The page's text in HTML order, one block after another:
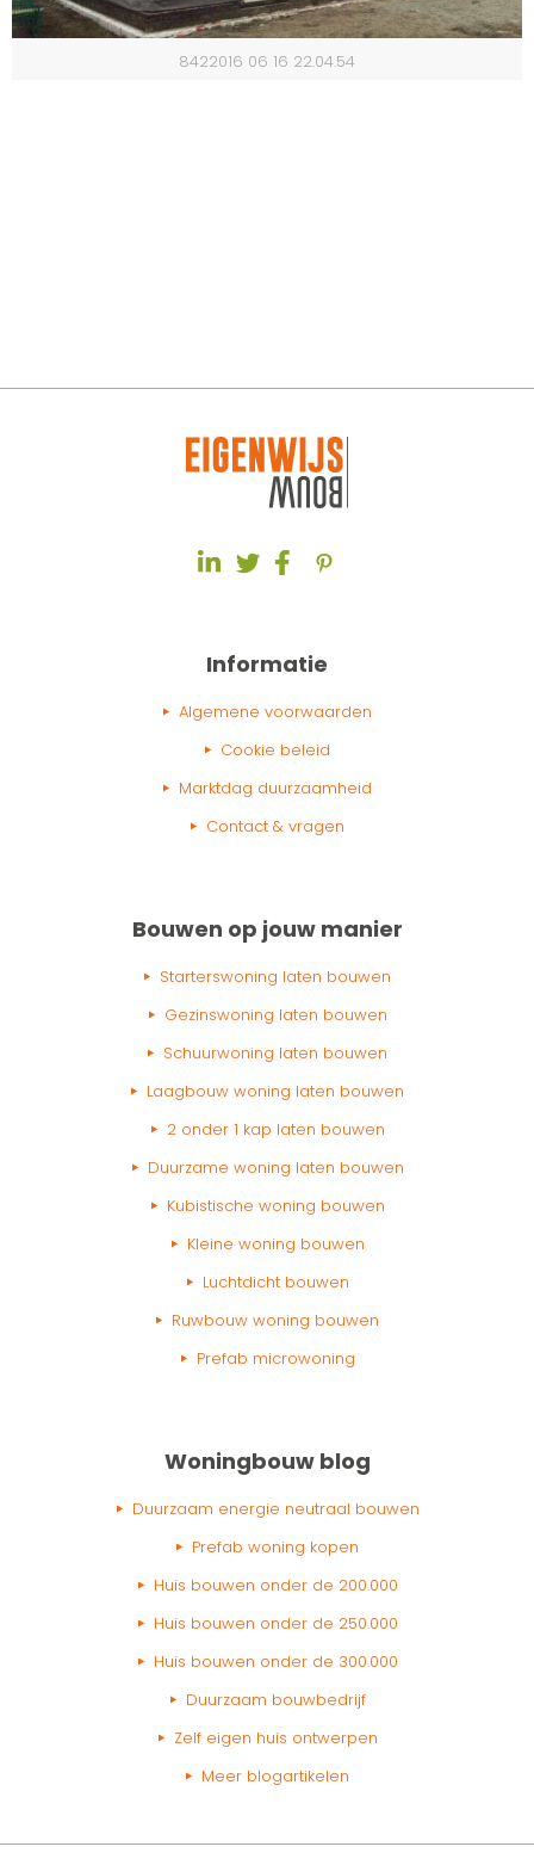
8422016 06 16 22.04.54
Informatie
Algemene voorwaarden
Cookie beleid
Marktdag duurzaamheid
Contact & vragen
Bouwen op jouw manier
Starterswoning laten bouwen
Gezinswoning laten bouwen
Schuurwoning laten bouwen
Laagbouw woning laten bouwen
2 onder 1 kap laten bouwen
Duurzame woning laten bouwen
Kubistische woning bouwen
Kleine woning bouwen
Luchtdicht bouwen
Ruwbouw woning bouwen
Prefab microwoning
Woningbouw blog
Duurzaam energie neutraal bouwen
Prefab woning kopen
Huis bouwen onder de 200.000
Huis bouwen onder de 250.000
Huis bouwen onder de 300.000
Duurzaam bouwbedrijf
Zelf eigen huis ontwerpen
Meer blogartikelen